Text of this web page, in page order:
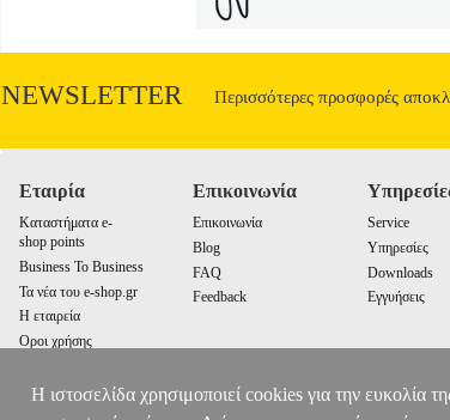
NEWSLETTER Περισσότερες προσφορές
Εταιρία
Καταστήματα e-
shop points
Business To Business
Τα νέα του e-shop.gr
Η εταιρεία
Οροι χρήσης
Επικοινωνία
Επικοινωνία
Blog
FAQ
Feedback
Service
Υπηρεσίες
Downloads
Εγγυήσεις
Η ιστοσελίδα χρησιμοποιεί cookies για την ευκολία